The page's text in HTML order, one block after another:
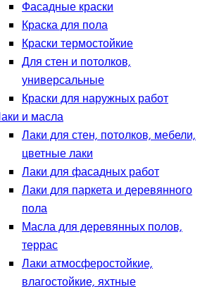
Фасадные краски
Краска для пола
Краски термостойкие
Для стен и потолков,
универсальные
Краски для наружных работ
и масла
Лаки для стен, потолков, мебели,
цветные лаки
Лаки для фасадных работ
Лаки для паркета и деревянного
пола
Масла для деревянных полов,
террас
Лаки атмосферостойкие,
влагостойкие, яхтные